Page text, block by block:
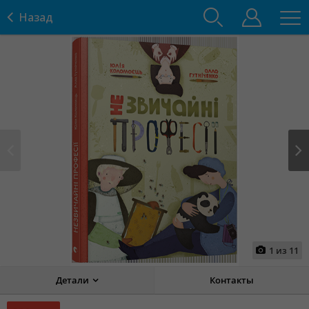
Назад
1 из 11
Детали Контакты